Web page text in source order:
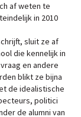
af weten te
in 2010
sluit ze af
die kennelijk in
en andere
blikt ze bijna
de idealistische
politici
de alumni van